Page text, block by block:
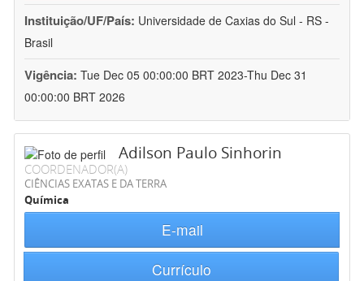
Instituição/UF/País: Universidade de Caxias do Sul - RS -
Brasil
Vigência: Tue Dec 05 00:00:00 BRT 2023-Thu Dec 31
00:00:00 BRT 2026
Adilson Paulo Sinhorin
COORDENADOR(A)
CIÊNCIAS EXATAS E DA TERRA
Química
E-mail
Currículo